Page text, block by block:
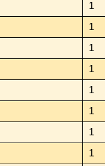
1
1
1
1
1
1
1
1